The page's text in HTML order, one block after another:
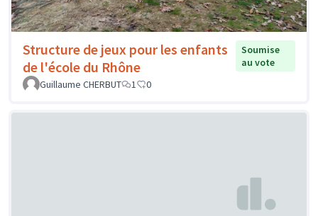
Structure de jeux pour les enfants
de l'école du Rhône
Soumise
au vote
Guillaume CHERBUT
1 0